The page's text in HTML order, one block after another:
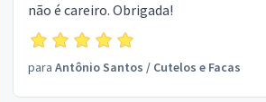
não é careiro. Obrigada!
para Antônio Santos / Cutelos e Facas